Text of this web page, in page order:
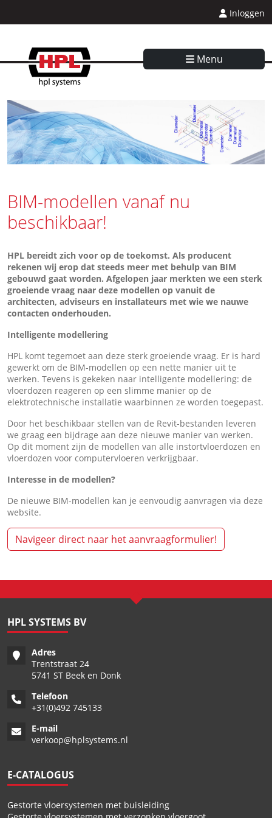
Inloggen
Menu
BIM-modellen vanaf nu
beschikbaar!
HPL bereidt zich voor op de toekomst. Als producent
rekenen wij erop dat steeds meer met behulp van BIM
gebouwd gaat worden. Afgelopen jaar merkten we een sterk
groeiende vraag naar deze modellen op vanuit de
architecten, adviseurs en installateurs met wie we nauwe
contacten onderhouden.
Intelligente modellering
HPL komt tegemoet aan deze sterk groeiende vraag. Er is hard
gewerkt om de BIM-modellen op een nette manier uit te
werken. Tevens is gekeken naar intelligente modellering: de
vloerdozen reageren op een slimme manier op de
elektrotechnische installatie waarbinnen ze worden toegepast.
Door het beschikbaar stellen van de Revit-bestanden leveren
we graag een bijdrage aan deze nieuwe manier van werken.
Op dit moment zijn de modellen van alle instortvloerdozen en
vloerdozen voor computervloeren verkrijgbaar.
Interesse in de modellen?
De nieuwe BIM-modellen kan je eenvoudig aanvragen via deze
website.
Navigeer direct naar het aanvraagformulier!
HPL SYSTEMS BV
Adres
Trentstraat 24
5741 ST Beek en Donk
Telefoon
+31(0)492 745133
E-mail
verkoop@hplsystems.nl
E-CATALOGUS
Gestorte vloersystemen met buisleiding